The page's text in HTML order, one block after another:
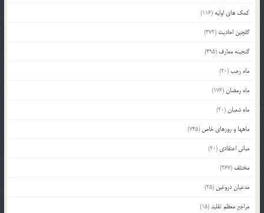
کمک های اولیه (116)
گلچین احادیث (372)
گنجینه معارف (495)
ماه رجب(20)
ماه رمضان(176)
ماه شعبان(20)
ماهها و روزهای خاص (745)
مبانی اعتقادی (20)
مختلف (367)
مدعیان دروغین (25)
مراجع معظم تقلید(15)